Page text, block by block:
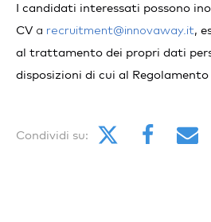
I candidati interessati possono
CV a recruitment@innovaway.it,
al trattamento dei propri dati
disposizioni di cui al
Condividi su: